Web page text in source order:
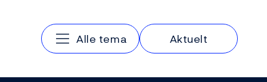
Hovedmeny
Alle tema Aktuelt